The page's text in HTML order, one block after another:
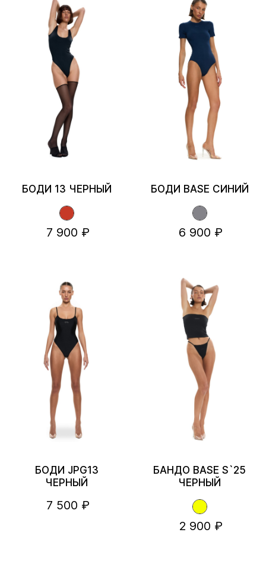
БОДИ 13 ЧЕРНЫЙ
7 900 ₽
БОДИ BASE СИНИЙ
6 900 ₽
БОДИ JPG13
ЧЕРНЫЙ
7 500 ₽
БАНДО BASE S`25
ЧЕРНЫЙ
2 900 ₽